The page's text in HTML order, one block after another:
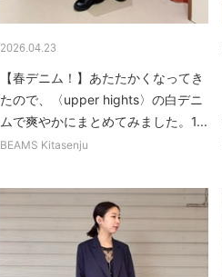
2026.04.23
【春デニム！】あたたかくなってき
たので、〈upper hights〉の白デニ
ムで爽やかにまとめてみました。1...
BEAMS Kitasenju